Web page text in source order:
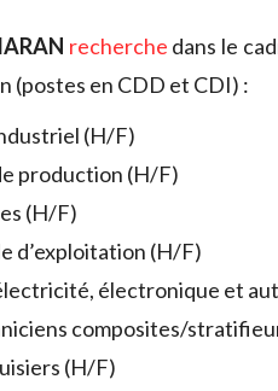
recherche dans le
(postes en CDD et CDI) :
(H/F)
production (H/F)
(H/F)
d’exploitation (H/F)
électronique et
composites/
(H/F)